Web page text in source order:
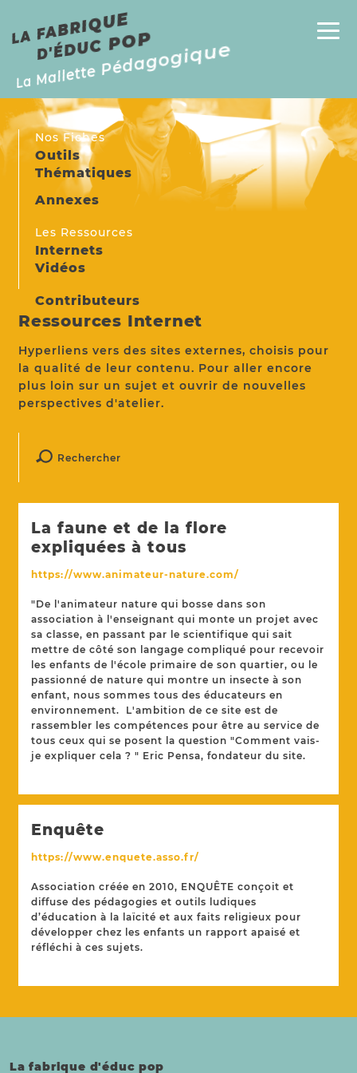
L
A
F
A
B
RI
Q
UE
D'
É
D
U
C
P
O P
La Mallette Pédagogique
Ressources Internet
Hyperliens vers des sites externes, choisis pour
la qualité de leur contenu. Pour aller encore
plus loin sur un sujet et ouvrir de nouvelles
perspectives d'atelier.
Nos Fiches
Outils
Thématiques
Annexes
Les Ressources
Internets
Vidéos
Contributeurs
Rechercher
La faune et de la flore
expliquées à tous
https://www.animateur-nature.com/
"De l'animateur nature qui bosse dans son
association à l'enseignant qui monte un projet avec
sa classe, en passant par le scientifique qui sait
mettre de côté son langage compliqué pour recevoir
les enfants de l'école primaire de son quartier, ou le
passionné de nature qui montre un insecte à son
enfant, nous sommes tous des éducateurs en
environnement. L'ambition de ce site est de
rassembler les compétences pour être au service de
tous ceux qui se posent la question "Comment vais-
je expliquer cela ? " Eric Pensa, fondateur du site.
Enquête
https://www.enquete.asso.fr/
Association créée en 2010, ENQUÊTE conçoit et
diffuse des pédagogies et outils ludiques
d’éducation à la laïcité et aux faits religieux pour
développer chez les enfants un rapport apaisé et
réfléchi à ces sujets.
La fabrique d'éduc pop